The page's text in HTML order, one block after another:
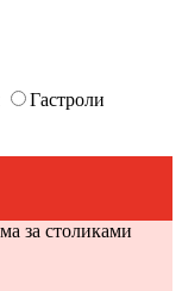
Гастроли
за столиками